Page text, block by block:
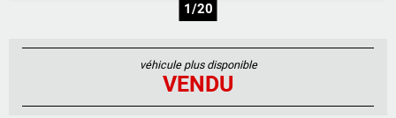
1/20
véhicule plus disponible
VENDU